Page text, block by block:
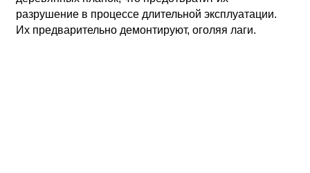
разрушение в процессе длительной эксплуатации.
Их предварительно демонтируют, оголяя лаги.